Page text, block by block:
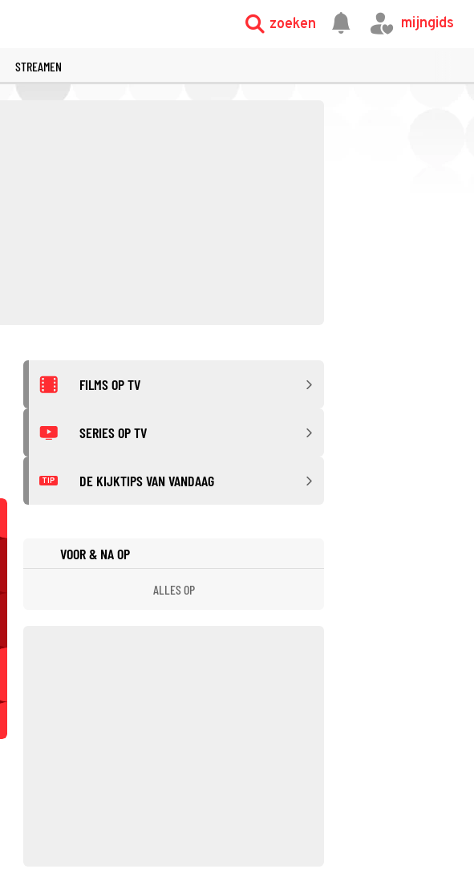
zoeken mijngids
STREAMEN
FILMS OP TV
SERIES OP TV
TIP DE KIJKTIPS VAN VANDAAG
VOOR & NA OP
ALLES OP